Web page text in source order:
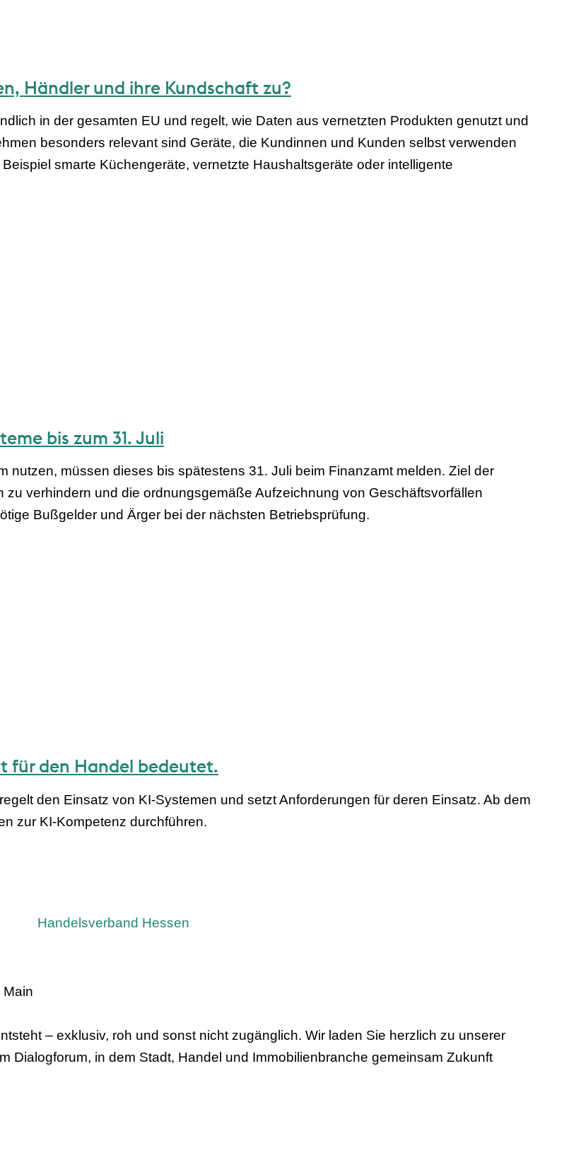
Händler und ihre Kundschaft zu?
in der gesamten EU und regelt, wie Daten aus vernetzten Produkten genutzt und
besonders relevant sind Geräte, die Kundinnen und Kunden selbst verwenden
smarte Küchengeräte, vernetzte Haushaltsgeräte oder intelligente
bis zum 31. Juli
nutzen, müssen dieses bis spätestens 31. Juli beim Finanzamt melden. Ziel der
verhindern und die ordnungsgemäße Aufzeichnung von Geschäftsvorfällen
Bußgelder und Ärger bei der nächsten Betriebsprüfung.
für den Handel bedeutet.
den Einsatz von KI-Systemen und setzt Anforderungen für deren Einsatz. Ab dem
zur KI-Kompetenz durchführen.
Handelsverband Hessen
Main
– exklusiv, roh und sonst nicht zugänglich. Wir laden Sie herzlich zu unserer
Dialogforum, in dem Stadt, Handel und Immobilienbranche gemeinsam Zukunft